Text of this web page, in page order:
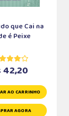
que Cai na
é Peixe
42,20
AO CARRINHO
AGORA